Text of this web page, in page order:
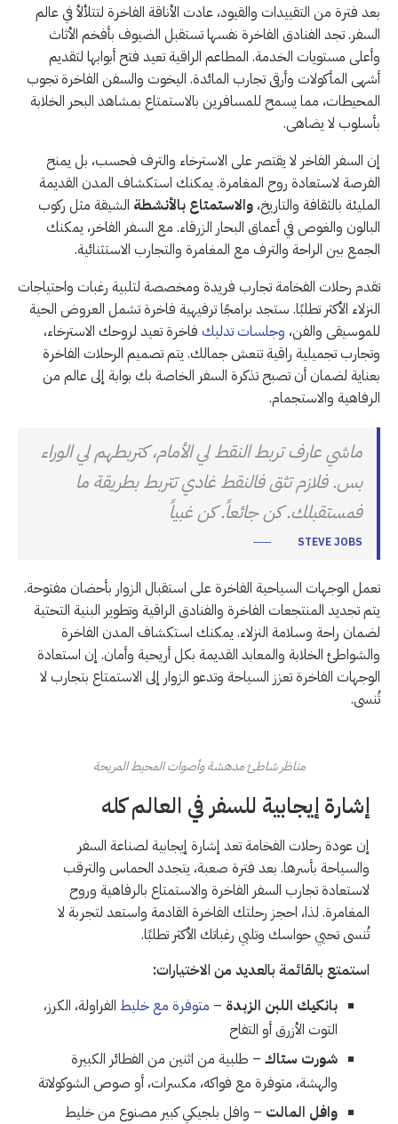
بعد فترة من التقييدات والقيود، عادت الأناقة الفاخرة لتتلألأ في عالم
السفر. تجد الفنادق الفاخرة نفسها تستقبل الضيوف بأفخم الأثاث
وأعلى مستويات الخدمة. المطاعم الراقية تعيد فتح أبوابها لتقديم
أشهى المأكولات وأرقى تجارب المائدة. اليخوت والسفن الفاخرة تجوب
المحيطات، مما يسمح للمسافرين بالاستمتاع بمشاهد البحر الخلابة
بأسلوب لا يضاهى.
إن السفر الفاخر لا يقتصر على الاسترخاء والترف فحسب، بل يمنح
الفرصة لاستعادة روح المغامرة. يمكنك استكشاف المدن القديمة
المليئة بالثقافة والتاريخ، والاستمتاع بالأنشطة الشيقة مثل ركوب
البالون والغوص في أعماق البحار الزرقاء. مع السفر الفاخر، يمكنك
الجمع بين الراحة والترف مع المغامرة والتجارب الاستثنائية.
تقدم رحلات الفخامة تجارب فريدة ومخصصة لتلبية رغبات واحتياجات
النزلاء الأكثر تطلبًا. ستجد برامجًا ترفيهية فاخرة تشمل العروض الحية
للموسيقى والفن، وجلسات تدليك فاخرة تعيد لروحك الاسترخاء،
وتجارب تجميلية راقية تنعش جمالك. يتم تصميم الرحلات الفاخرة
بعناية لضمان أن تصبح تذكرة السفر الخاصة بك بوابة إلى عالم من
الرفاهية والاستجمام.
ماشي عارف تربط النقط لي الأمام، كتربطهم لي الوراء
بس. فلازم تثق فالنقط غادي تتربط بطريقة ما
فمستقبلك. كن جائعاً. كن غبياً
STEVE JOBS
تعمل الوجهات السياحية الفاخرة على استقبال الزوار بأحضان مفتوحة.
يتم تجديد المنتجعات الفاخرة والفنادق الراقية وتطوير البنية التحتية
لضمان راحة وسلامة النزلاء. يمكنك استكشاف المدن الفاخرة
والشواطئ الخلابة والمعابد القديمة بكل أريحية وأمان. إن استعادة
الوجهات الفاخرة تعزز السياحة وتدعو الزوار إلى الاستمتاع بتجارب لا
تُنسى.
مناظر شاطئ مدهشة وأصوات المحيط المريحة
إشارة إيجابية للسفر في العالم كله
إن عودة رحلات الفخامة تعد إشارة إيجابية لصناعة السفر
والسياحة بأسرها. بعد فترة صعبة، يتجدد الحماس والترقب
لاستعادة تجارب السفر الفاخرة والاستمتاع بالرفاهية وروح
المغامرة. لذا، احجز رحلتك الفاخرة القادمة واستعد لتجربة لا
تُنسى تحيي حواسك وتلبي رغباتك الأكثر تطلبًا.
استمتع بالقائمة بالعديد من الاختيارات:
بانكيك اللبن الزبدة – متوفرة مع خليط الفراولة، الكرز،
التوت الأزرق أو التفاح
شورت ستاك – طلبية من اثنين من الفطائر الكبيرة
والهشة، متوفرة مع فواكه، مكسرات، أو صوص الشوكولاتة
وافل المالت – وافل بلجيكي كبير مصنوع من خليط